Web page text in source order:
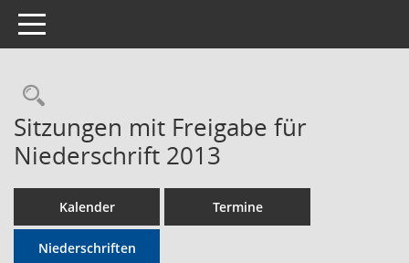
Toggle navigation
Rechercheauswahl
Sitzungen mit Freigabe für
Niederschrift 2013
Kalender Termine
Niederschriften